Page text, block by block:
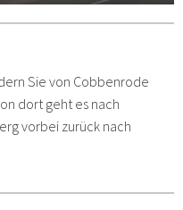
Sie von Cobbenrode
dort geht es nach
vorbei zurück nach